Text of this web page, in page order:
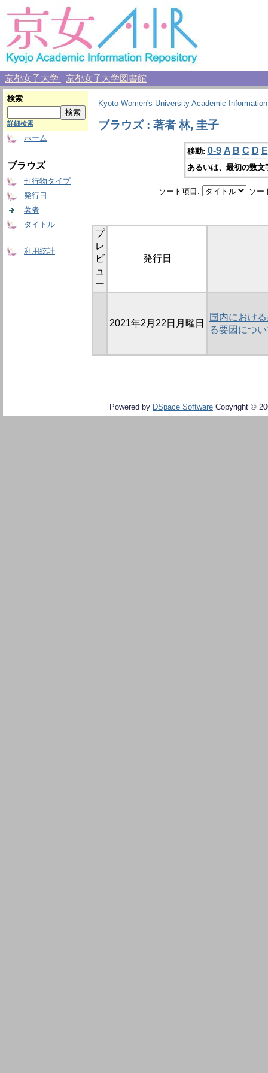
京都女子大学 京都女子大学図書館
検索
詳細検索
ホーム
ブラウズ
刊行物タイプ
発行日
著者
タイトル
利用統計
Kyoto Women's University Academic
ブラウズ : 著者 林, 圭子
移動: 0-9 A B C D E
あるいは、最初の数
ソート項目: ソー
プ
レ
ビ
ュ
ー
発行日
2021年2月22日月曜日
国内におけ
る要因につ
Powered by DSpace Software Copyright ©